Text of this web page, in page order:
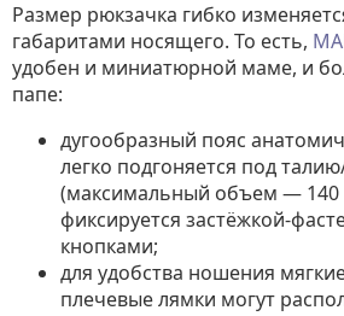
Размер рюкзачка гибко
габаритами носящего. То есть,
удобен и миниатюрной маме, и
папе:
дугообразный пояс
легко подгоняется под
(максимальный объем — 140
фиксируется застёжкой-
кнопками;
для удобства ношения
плечевые лямки могут